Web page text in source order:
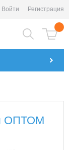
Войти Регистрация
ОПТОМ